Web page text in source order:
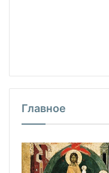
Главное